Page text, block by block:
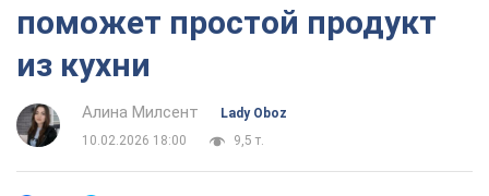
поможет простой продукт
из кухни
Алина Милсент
Lady Oboz
10.02.2026 18:00
9,5 т.